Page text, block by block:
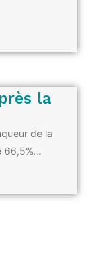
la
de la
66,5%…